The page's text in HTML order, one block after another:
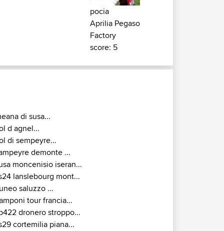
pocia
Aprilia Pegaso
Factory
score: 5
di susa...
d agnel...
di sempeyre...
demonte ...
moncenisio iseran...
lanslebourg mont...
saluzzo ...
tour francia...
dronero stroppo...
cortemilia piana...